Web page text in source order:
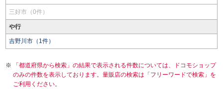
三好市（0件）
や行
吉野川市（1件）
「都道府県から検索」の結果で表示される件数については、ドコモショップ
のみの件数を表示しております。量販店の検索は「フリーワードで検索」を
ご利用ください。